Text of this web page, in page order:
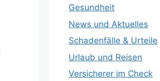
Gesundheit
News und Aktuelles
Schadenfälle & Urteile
Urlaub und Reisen
Versicherer im Check